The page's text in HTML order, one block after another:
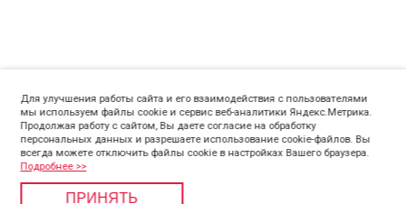
Для улучшения работы сайта и его взаимодействия с пользователями
мы используем файлы cookie и сервис веб-аналитики Яндекс.Метрика.
Продолжая работу с сайтом, Вы даете согласие на обработку
персональных данных и разрешаете использование cookie-файлов. Вы
всегда можете отключить файлы cookie в настройках Вашего браузера.
Подробнее >>
ПРИНЯТЬ